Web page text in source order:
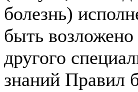
болезнь)
быть
другого
знаний Правил